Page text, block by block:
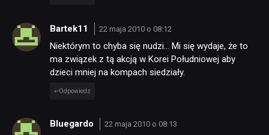
Bartek11 22 maja 2010 o 08:12
Niektórym to chyba się nudzi… Mi się wydaje, że to
ma związek z tą akcją w Korei Południowej aby
dzieci mniej na kompach siedziały.
Odpowiedz
Bluegardo 22 maja 2010 o 08:13